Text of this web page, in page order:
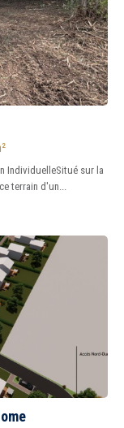
IndividuelleSitué sur la
terrain d'un...